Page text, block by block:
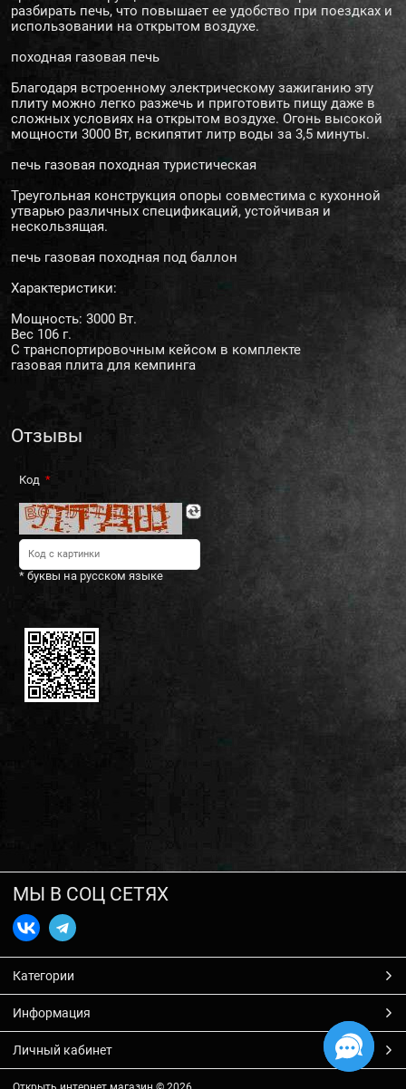
разбирать печь, что повышает ее удобство при поездках и
использовании на открытом воздухе.
походная газовая печь
Благодаря встроенному электрическому зажиганию эту
плиту можно легко разжечь и приготовить пищу даже в
сложных условиях на открытом воздухе. Огонь высокой
мощности 3000 Вт, вскипятит литр воды за 3,5 минуты.
печь газовая походная туристическая
Треугольная конструкция опоры совместима с кухонной
утварью различных спецификаций, устойчивая и
нескользящая.
печь газовая походная под баллон
Характеристики:
Мощность: 3000 Вт.
Вес 106 г.
С транспортировочным кейсом в комплекте
газовая плита для кемпинга
Отзывы
Код
* буквы на русском языке
МЫ В СОЦ СЕТЯХ
Категории
Информация
Личный кабинет